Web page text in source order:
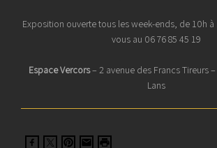
Exposition ouverte tous les week-ends, de 10h
vous au 06 76 85 45 19
Espace Vercors– 2 avenue des Francs Tireurs
Lans